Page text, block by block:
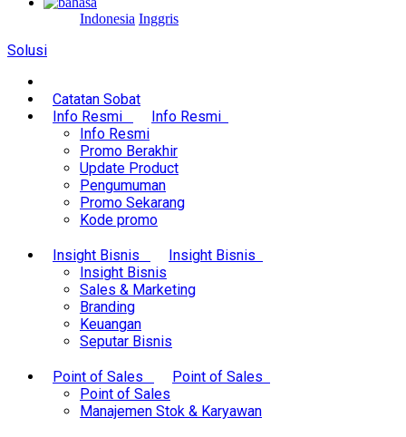
Indonesia Inggris
Solusi
Catatan Sobat
Info Resmi
Info Resmi
Info Resmi
Promo Berakhir
Update Product
Pengumuman
Promo Sekarang
Kode promo
Insight Bisnis
Insight Bisnis
Insight Bisnis
Sales & Marketing
Branding
Keuangan
Seputar Bisnis
Point of Sales
Point of Sales
Point of Sales
Manajemen Stok & Karyawan